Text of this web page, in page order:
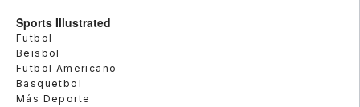
Sports Illustrated
Futbol
Beisbol
Futbol Americano
Basquetbol
Más Deporte